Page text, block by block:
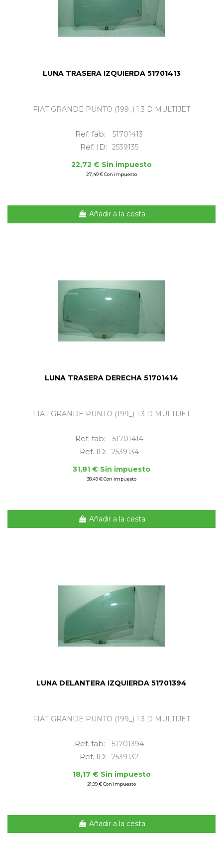
LUNA TRASERA IZQUIERDA 51701413
FIAT GRANDE PUNTO (199_) 1.3 D MULTIJET
Ref. fab: 51701413
Ref. ID:
2539135
22,72 € Sin impuesto
27,49 € Con impuesto
Añadir a la cesta
LUNA TRASERA DERECHA 51701414
FIAT GRANDE PUNTO (199_) 1.3 D MULTIJET
Ref. fab: 51701414
Ref. ID:
2539134
31,81 € Sin impuesto
38,49 € Con impuesto
Añadir a la cesta
LUNA DELANTERA IZQUIERDA 51701394
FIAT GRANDE PUNTO (199_) 1.3 D MULTIJET
Ref. fab: 51701394
Ref. ID:
2539132
18,17 € Sin impuesto
21,99 € Con impuesto
Añadir a la cesta